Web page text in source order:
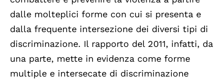
dalle molteplici forme con cui si presenta e
dalla frequente intersezione dei diversi tipi di
discriminazione. Il rapporto del 2011, infatti, da
una parte, mette in evidenza come forme
multiple e intersecate di discriminazione